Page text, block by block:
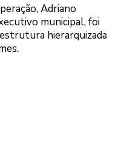
Adriano
municipal, foi
hierarquizada